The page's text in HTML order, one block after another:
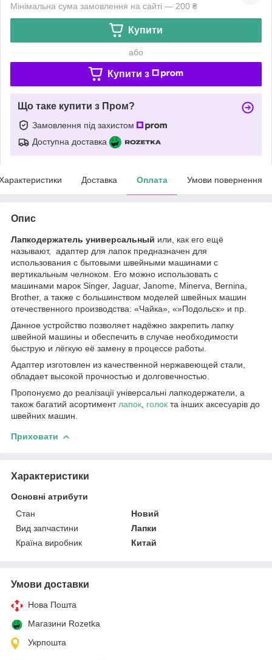
Мінімальна сума замовлення на сайті — 200 ₴
Купити
або
Купити з
Що таке купити з Пром?
Замовлення під захистом
Доступна доставка
Доставка Оплата Умови повернення
Опис
Лапкодержатель универсальный или, как его ещё
называют, адаптер для лапок предназначен для
использования с бытовыми швейными машинами с
вертикальным челноком. Его можно использовать с
машинами марок Singer, Jaguar, Janome, Minerva, Bernina,
Brother, а также с большинством моделей швейных машин
отечественного производства: «Чайка», «»Подольск» и пр.
Данное устройство позволяет надёжно закрепить лапку
швейной машины и обеспечить в случае необходимости
быструю и лёгкую её замену в процессе работы.
Адаптер изготовлен из качественной нержавеющей стали,
обладает высокой прочностью и долговечностью.
Пропонуємо до реалізації універсальні лапкодержатели, а
також багатий асортимент лапок голок та інших аксесуарів до
швейних машин.
Приховати
Характеристики
Основні атрибути
Стан
Новий
Вид запчастини
Лапки
Країна виробник
Китай
Умови доставки
Нова Пошта
Магазини Rozetka
Укрпошта